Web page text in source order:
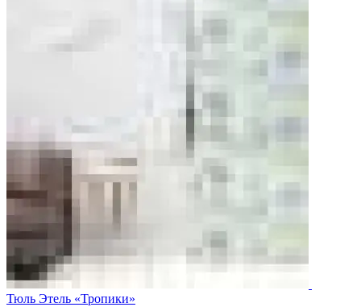
Тюль Этель «Тропики»